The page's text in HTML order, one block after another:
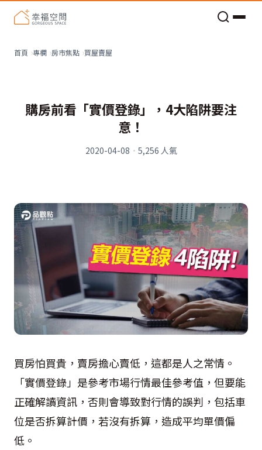
首頁 專欄 房市焦點 買屋賣屋
購房前看「實價登錄」，4大陷阱要注
意！
2020-04-08 · 5,256 人氣
買房怕買貴，賣房擔心賣低，這都是人之常情。
「實價登錄」是參考市場行情最佳參考值，但要能
正確解讀資訊，否則會導致對行情的誤判，包括車
位是否拆算計價，若沒有拆算，造成平均單價偏
低。